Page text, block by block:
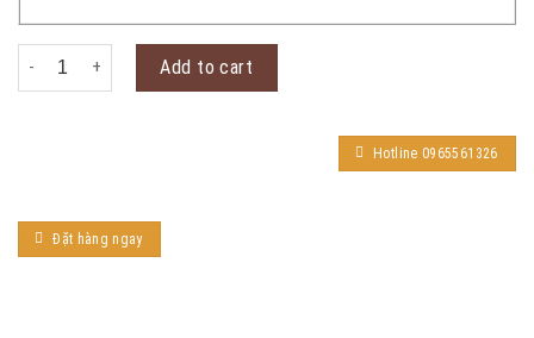
Cửa thép vân gỗ KG-41.04.04A-2NC quantity
Add to cart
Hotline 0965561326
Đặt hàng ngay